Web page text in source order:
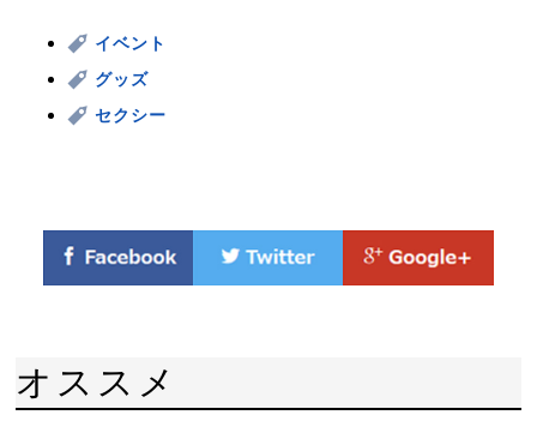
イベント
グッズ
セクシー
オススメ